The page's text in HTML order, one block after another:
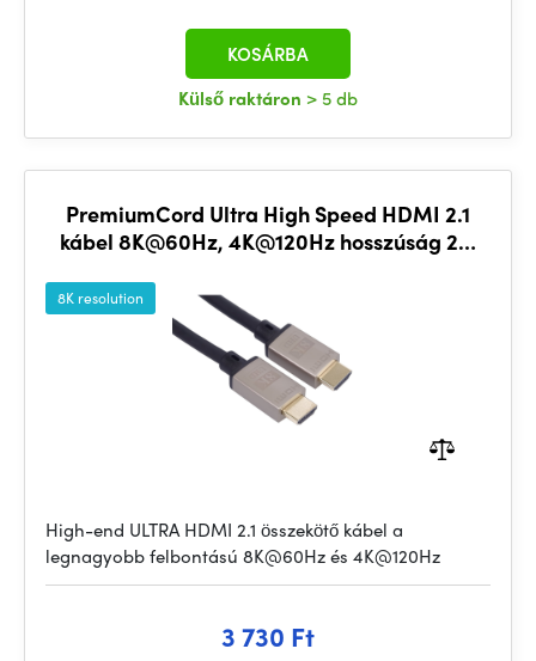
Külső raktáron > 5 db
KOSÁRBA
PremiumCord Ultra High Speed HDMI 2.1
kábel 8K@60Hz, 4K@120Hz hosszúság 2m
8K resolution
High-end ULTRA HDMI 2.1 összekötő kábel a
legnagyobb felbontású 8K@60Hz és 4K@120Hz
3 730 Ft